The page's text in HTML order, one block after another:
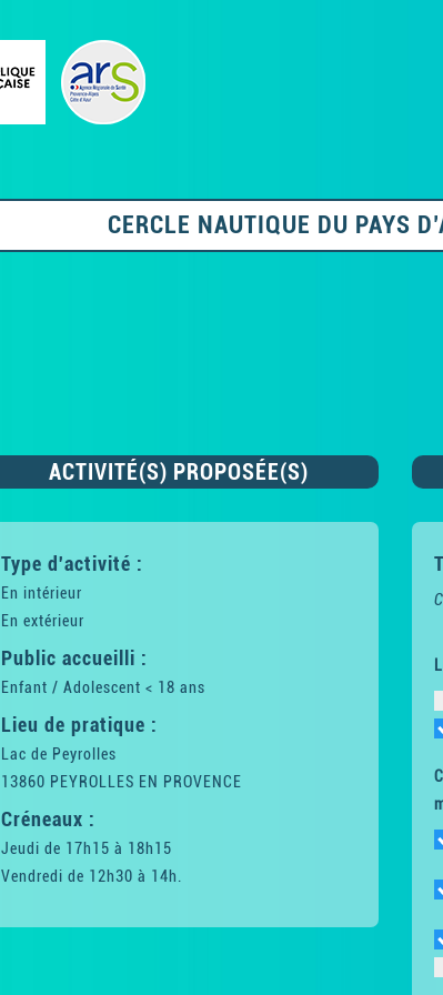
CERCLE NAUTIQUE DU PAYS
ACTIVITÉ(S) PROPOSÉE(S)
Type d'activité :
En intérieur
En extérieur
Public accueilli :
Enfant / Adolescent < 18 ans
Lieu de pratique :
Lac de Peyrolles
13860 PEYROLLES EN PROVENCE
Créneaux :
Jeudi de 17h15 à 18h15
Vendredi de 12h30 à 14h.